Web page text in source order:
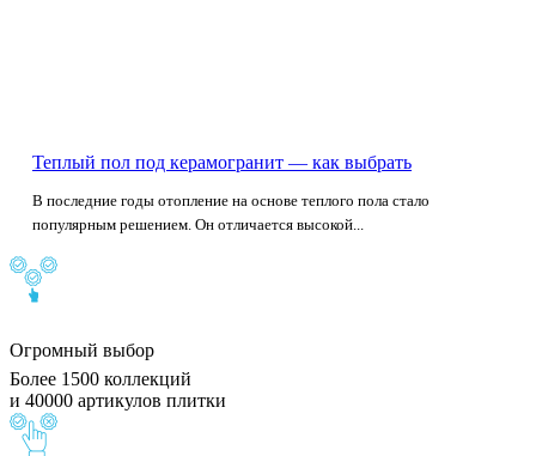
Теплый пол под керамогранит — как выбрать
В последние годы отопление на основе теплого пола стало
популярным решением. Он отличается высокой...
Огромный выбор
Более 1500 коллекций
и 40000 артикулов плитки